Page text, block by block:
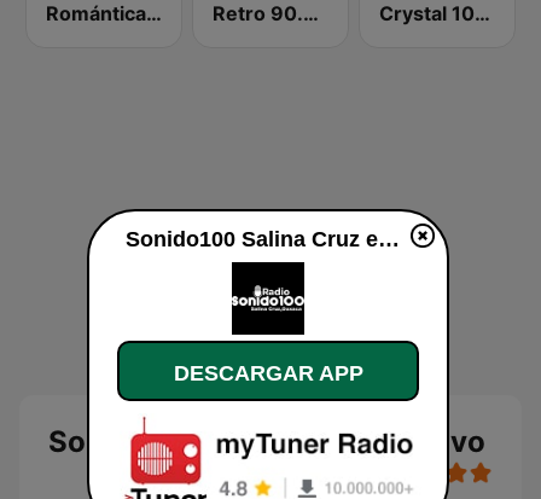
Romántica 90.7 FM Retro 90.5 FM HD Crystal 103.7 FM
Sonido100 Salina Cruz en vivo
Sonido100 Salina Cruz en vivo
DESCARGAR APP